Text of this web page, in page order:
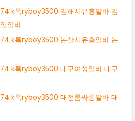
k톡ryboy3500 김해시유흥알바 김
알바
k톡ryboy3500 논산시유흥알바 논
k톡ryboy3500 대구여성알바 대구
k톡ryboy3500 대전룸싸롱알바 대